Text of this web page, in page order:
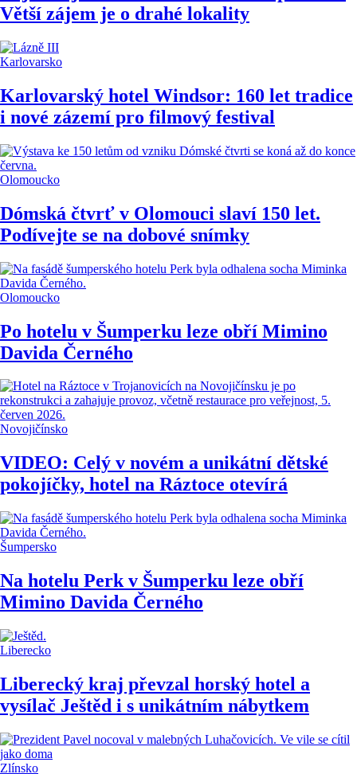
Větší zájem je o drahé lokality
Karlovarsko
Karlovarský hotel Windsor: 160 let tradice
i nové zázemí pro filmový festival
Olomoucko
Dómská čtvrť v Olomouci slaví 150 let.
Podívejte se na dobové snímky
Olomoucko
Po hotelu v Šumperku leze obří Mimino
Davida Černého
Novojičínsko
VIDEO: Celý v novém a unikátní dětské
pokojíčky, hotel na Ráztoce otevírá
Šumpersko
Na hotelu Perk v Šumperku leze obří
Mimino Davida Černého
Liberecko
Liberecký kraj převzal horský hotel a
vysílač Ještěd i s unikátním nábytkem
Zlínsko